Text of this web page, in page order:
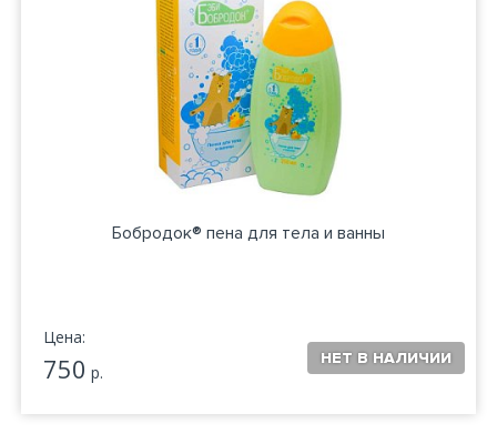
Бобродок® пена для тела и ванны
Цена:
750 р.